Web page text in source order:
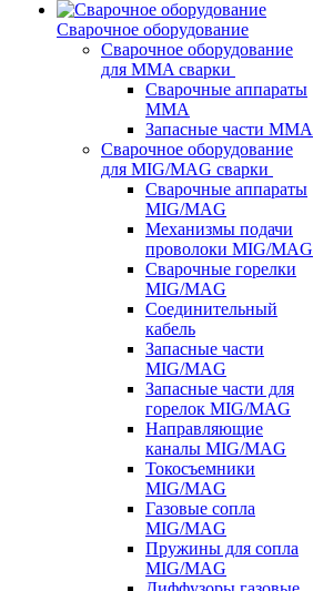
Сварочное оборудование
Сварочное оборудование
для MMA сварки
Сварочные аппараты
MMA
Запасные части MMA
Сварочное оборудование
для MIG/MAG сварки
Сварочные аппараты
MIG/MAG
Механизмы подачи
проволоки MIG/MAG
Сварочные горелки
MIG/MAG
Соединительный
кабель
Запасные части
MIG/MAG
Запасные части для
горелок MIG/MAG
Направляющие
каналы MIG/MAG
Токосъемники
MIG/MAG
Газовые сопла
MIG/MAG
Пружины для сопла
MIG/MAG